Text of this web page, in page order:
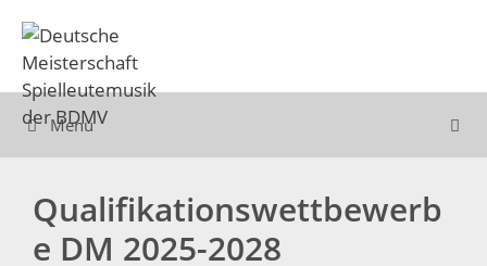
Menü
Qualifikationswettbewerb
e DM 2025-2028